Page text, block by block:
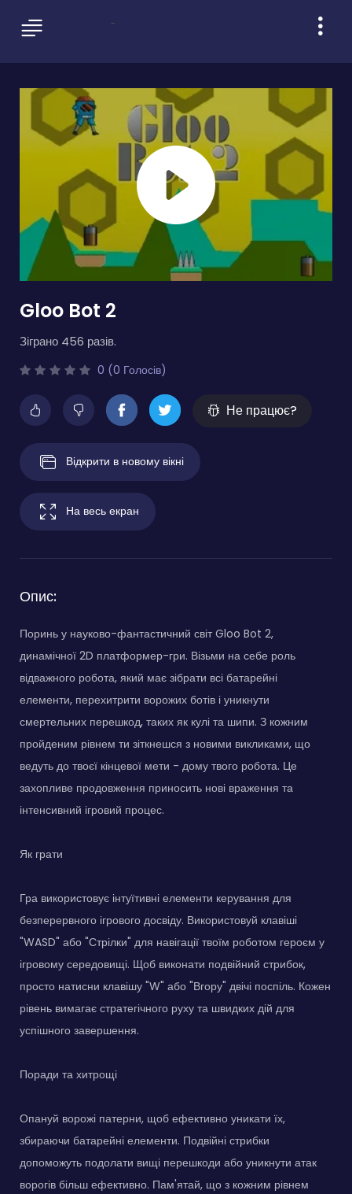
Gloo Bot 2
Зіграно 456 разів.
0 (0 Голосів)
Не працює?
Відкрити в новому вікні
На весь екран
Опис:
Поринь у науково-фантастичний світ Gloo Bot 2,
динамічної 2D платформер-гри. Візьми на себе роль
відважного робота, який має зібрати всі батарейні
елементи, перехитрити ворожих ботів і уникнути
смертельних перешкод, таких як кулі та шипи. З кожним
пройденим рівнем ти зіткнешся з новими викликами, що
ведуть до твоєї кінцевої мети - дому твого робота. Це
захопливе продовження приносить нові враження та
інтенсивний ігровий процес.
Як грати
Гра використовує інтуїтивні елементи керування для
безперервного ігрового досвіду. Використовуй клавіші
"WASD" або "Стрілки" для навігації твоїм роботом героєм у
ігровому середовищі. Щоб виконати подвійний стрибок,
просто натисни клавішу "W" або "Вгору" двічі поспіль. Кожен
рівень вимагає стратегічного руху та швидких дій для
успішного завершення.
Поради та хитрощі
Опануй ворожі патерни, щоб ефективно уникати їх,
збираючи батарейні елементи. Подвійні стрибки
допоможуть подолати вищі перешкоди або уникнути атак
ворогів більш ефективно. Пам'ятай, що з кожним рівнем